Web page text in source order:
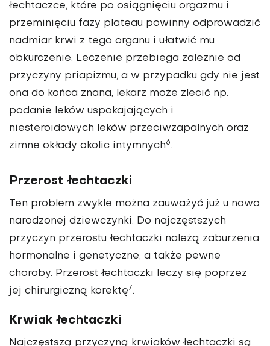
łechtaczce, które po osiągnięciu orgazmu i
przeminięciu fazy plateau powinny odprowadzić
nadmiar krwi z tego organu i ułatwić mu
obkurczenie. Leczenie przebiega zależnie od
przyczyny priapizmu, a w przypadku gdy nie jest
ona do końca znana, lekarz może zlecić np.
podanie leków uspokajających i
niesteroidowych leków przeciwzapalnych oraz
zimne okłady okolic intymnych6.
Przerost łechtaczki
Ten problem zwykle można zauważyć już u nowo
narodzonej dziewczynki. Do najczęstszych
przyczyn przerostu łechtaczki należą zaburzenia
hormonalne i genetyczne, a także pewne
choroby. Przerost łechtaczki leczy się poprzez
jej chirurgiczną korektę7.
Krwiak łechtaczki
Najczęstszą przyczyną krwiaków łechtaczki są